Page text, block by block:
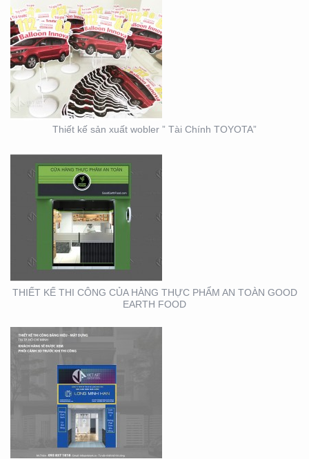
Thiết kế sản xuất wobler ” Tài Chính TOYOTA”
THIẾT KẾ THI CÔNG
CỦA HÀNG THỰC PHẨM
AN TOÀN GOOD EARTH
FOOD
THIẾT KẾ THI CÔNG CỦA HÀNG THỰC PHẨM AN TOÀN GOOD
EARTH FOOD
THIẾT KẾ THI CÔNG
BẢNG HIỆU – MẶT
DỰNG LONG MINH HÂN
– TP. THỦ ĐỨC – Q2
THIẾT KẾ THIỆP ĐIỆN
TỬ ĐỘC ĐÁO , ẤN
TƯỢNG